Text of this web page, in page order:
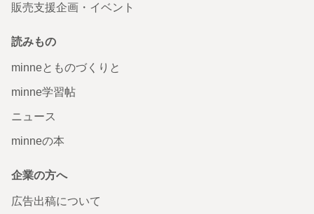
販売支援企画・イベント
読みもの
minneとものづくりと
minne学習帖
ニュース
minneの本
企業の方へ
広告出稿について